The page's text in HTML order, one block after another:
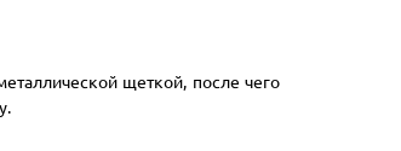
щеткой, после чего